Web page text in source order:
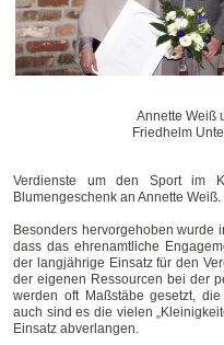
Annette Weiß
Friedhelm
Verdienste um den Sport im
Blumengeschenk an Annette Weiß.
Besonders hervorgehoben wurde
dass das ehrenamtliche
der langjährige Einsatz für den
der eigenen Ressourcen bei der
werden oft Maßstäbe gesetzt,
auch sind es die vielen
Einsatz abverlangen.